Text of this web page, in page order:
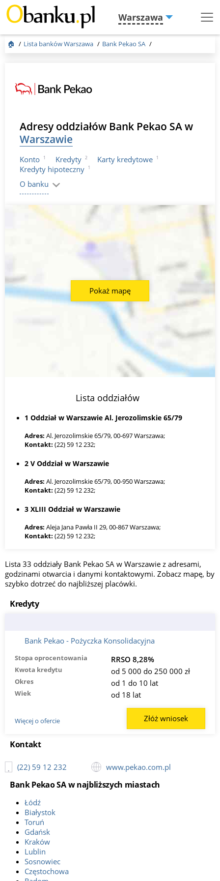
Warszawa
Menu
🏠 Lista banków Warszawa Bank Pekao SA
Adresy oddziałów Bank Pekao SA w
Warszawie
Konto 1 Kredyty 2 Karty kredytowe 1
Kredyty hipoteczny 1
O banku
Lista oddziałów
1 Oddział w Warszawie Al. Jerozolimskie 65/79
Adres: Al. Jerozolimskie 65/79, 00-697 Warszawa;
Kontakt: (22) 59 12 232;
2 V Oddział w Warszawie
Adres: Al. Jerozolimskie 65/79, 00-950 Warszawa;
Kontakt: (22) 59 12 232;
3 XLIII Oddział w Warszawie
Adres: Aleja Jana Pawła II 29, 00-867 Warszawa;
Kontakt: (22) 59 12 232;
Niepodległości 162
Adres:Aleja Niepodległości 162, 02-554 Warszawa;
(22) 59 12 232;
5 I Oddział w Warszawie, Filia 2 w Warszawie
Kontakt:(22) 59 12 232;
6 Oddział w Warszawie Aleje Jerozolimskie 98
Adres:Aleje Jerozolimskie 98, 00-807 Warszawa;
Kontakt:
Adres:Plac Bankowy 1, 00-139 Warszawa;
8 XV Oddział w Warszawie
Adres:Plac Bankowy 2, 00-095 Warszawa;
Kontakt:
(22) 59 12 232;
9 Dawna Centrala dla 195
Adres:Rondo Ignacego Daszyńskiego 2C, 00-843 Warszawa;
Kontakt:
10 Oddział w Warszawie ul. Bolkowska 2D
Adres:ul. Bolkowska 2D, 01-466 Warszawa;
Kontakt:(22) 59 12 232;
Pokaż mapę
Lista 33 oddziały Bank Pekao SA w Warszawie z adresami,
godzinami otwarcia i danymi kontaktowymi. Zobacz mapę, by
szybko dotrzeć do najbliższej placówki.
Kredyty
Bank Pekao - Pożyczka Konsolidacyjna
Stopa oprocentowania RRSO 8,28%
Kwota kredytu od 5 000 do 250 000 zł
Okres od 1 do 10 lat
Wiek od 18 lat
Więcej o ofercie Złóż wniosek
Kontakt
(22) 59 12 232 www.pekao.com.pl
Bank Pekao SA w najbliższych miastach
Łódź
Białystok
Toruń
Gdańsk
Kraków
Lublin
Sosnowiec
Częstochowa